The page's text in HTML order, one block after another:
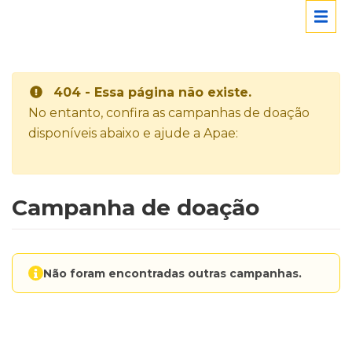
404 - Essa página não existe.
No entanto, confira as campanhas de doação
disponíveis abaixo e ajude a Apae:
Campanha de doação
Não foram encontradas outras campanhas.